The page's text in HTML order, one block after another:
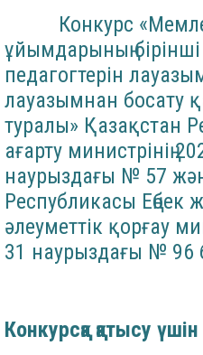
Конкурс
ұйымдарының
педагогтерін
лауазымнан босату
туралы» Қазақстан
ағарту министрінің
наурыздағы № 57
Республикасы Еңбек
әлеуметтік қорғау
31 наурыздағы № 96
Конкурсқа қатысу